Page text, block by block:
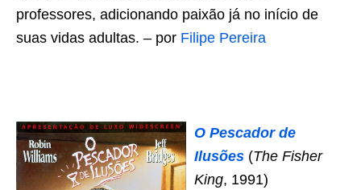
professores, adicionando paixão já no início de
suas vidas adultas. – por Filipe Pereira
O Pescador de
Ilusões (The Fisher
King, 1991)